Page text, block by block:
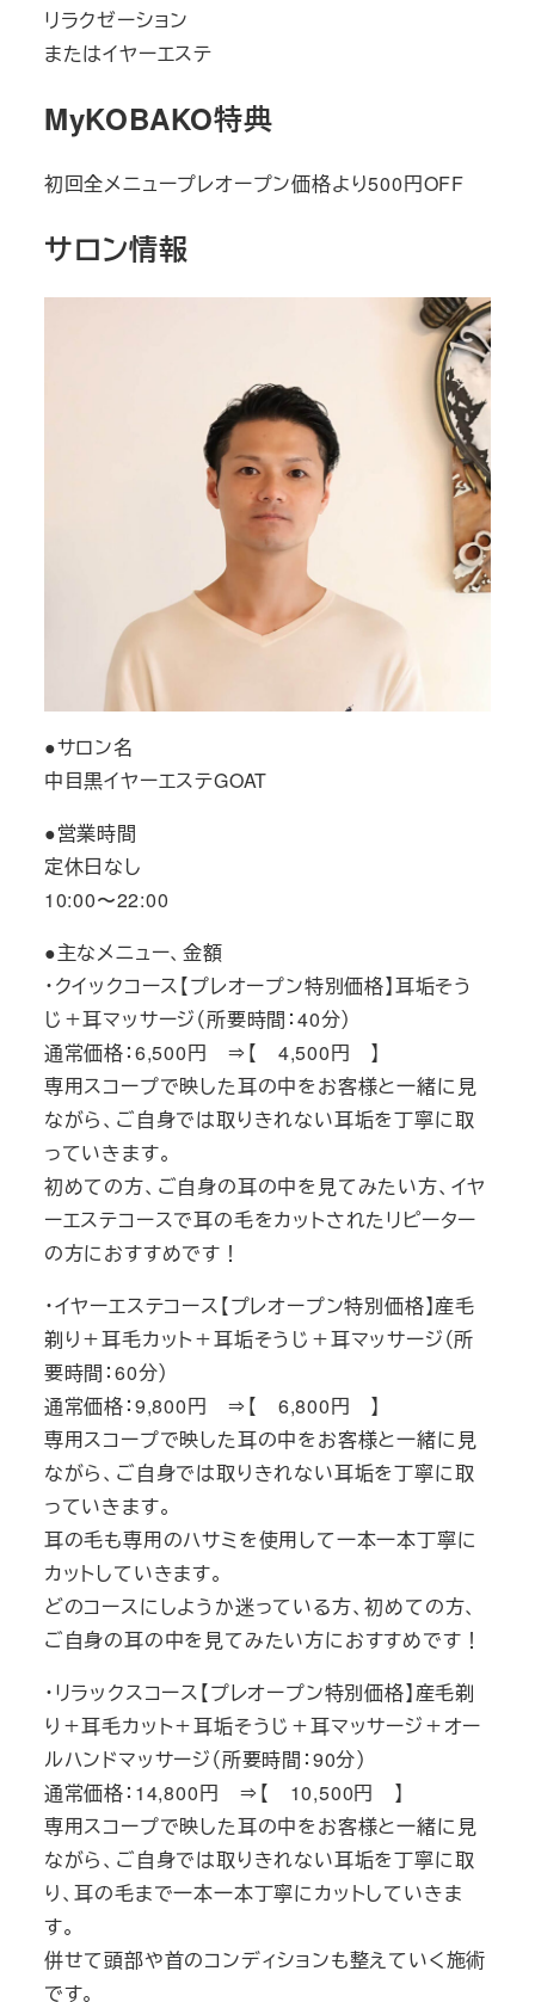
リラクゼーション
またはイヤーエステ
MyKOBAKO特典
初回全メニュープレオープン価格より500円OFF
サロン情報
●サロン名
中目黒イヤーエステGOAT
●営業時間
定休日なし
10:00〜22:00
●主なメニュー、金額
・クイックコース【プレオープン特別価格】耳垢そう
じ＋耳マッサージ（所要時間：40分）
通常価格：6,500円 ⇒【 4,500円 】
専用スコープで映した耳の中をお客様と一緒に見
ながら、ご自身では取りきれない耳垢を丁寧に取
っていきます。
初めての方、ご自身の耳の中を見てみたい方、イヤ
ーエステコースで耳の毛をカットされたリピーター
の方におすすめです！
・イヤーエステコース【プレオープン特別価格】産毛
剃り＋耳毛カット＋耳垢そうじ＋耳マッサージ（所
要時間：60分）
通常価格：9,800円 ⇒【 6,800円 】
専用スコープで映した耳の中をお客様と一緒に見
ながら、ご自身では取りきれない耳垢を丁寧に取
っていきます。
耳の毛も専用のハサミを使用して一本一本丁寧に
カットしていきます。
どのコースにしようか迷っている方、初めての方、
ご自身の耳の中を見てみたい方におすすめです！
・リラックスコース【プレオープン特別価格】産毛剃
り＋耳毛カット＋耳垢そうじ＋耳マッサージ＋オー
ルハンドマッサージ（所要時間：90分）
通常価格：14,800円 ⇒【 10,500円 】
専用スコープで映した耳の中をお客様と一緒に見
ながら、ご自身では取りきれない耳垢を丁寧に取
り、耳の毛まで一本一本丁寧にカットしていきま
す。
併せて頭部や首のコンディションも整えていく施術
です。